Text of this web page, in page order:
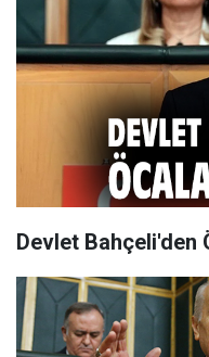
Devlet Bahçeli'den